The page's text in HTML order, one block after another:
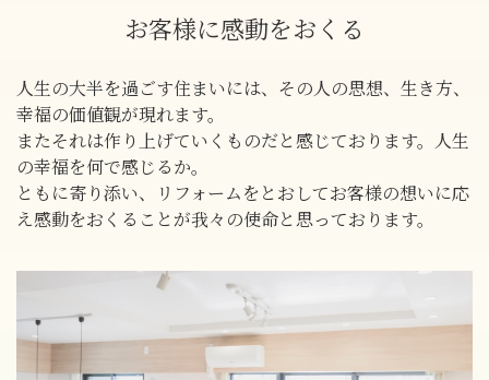
お客様に感動をおくる
人生の大半を過ごす住まいには、その人の思想、生き方、
幸福の価値観が現れます。
またそれは作り上げていくものだと感じております。人生
の幸福を何で感じるか。
ともに寄り添い、リフォームをとおしてお客様の想いに応
え感動をおくることが我々の使命と思っております。